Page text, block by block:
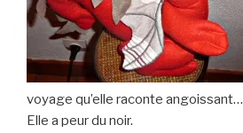
voyage qu’elle raconte angoissant…
Elle a peur du noir.